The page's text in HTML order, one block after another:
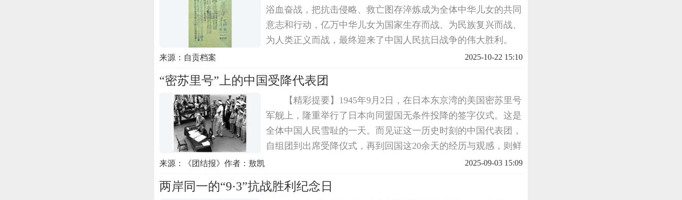
浴血奋战，把抗击侵略、救亡图存淬炼成为全体中华儿女的共同
意志和行动，亿万中华儿女为国家生存而战、为民族复兴而战、
为人类正义而战，最终迎来了中国人民抗日战争的伟大胜利。
1945年8月，在抗战胜利到来的时刻，报纸、档案以各自的方式
来源：自贡档案 2025-10-22 15:10
“密苏里号”上的中国受降代表团
【精彩提要】1945年9月2日，在日本东京湾的美国密苏里号
军舰上，隆重举行了日本向同盟国无条件投降的签字仪式。这是
全体中国人民雪耻的一天。而见证这一历史时刻的中国代表团，
自组团到出席受降仪式，再到回国这20余天的经历与观感，则鲜
为人知。▲徐永昌在日本投降书上签字▲日本外相重光葵在投降
来源：《团结报》作者：敖凯 2025-09-03 15:09
两岸同一的“9·3”抗战胜利纪念日